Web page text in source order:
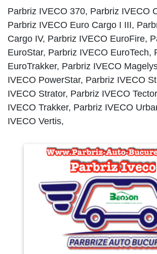
Parbriz IVECO 370, Parbriz IVECO
Parbriz IVECO Euro Cargo I III,
Cargo IV, Parbriz IVECO EuroFire,
EuroStar, Parbriz IVECO EuroTech,
EuroTrakker, Parbriz IVECO
IVECO PowerStar, Parbriz IVECO
IVECO Strator, Parbriz IVECO
IVECO Trakker, Parbriz IVECO
IVECO Vertis,